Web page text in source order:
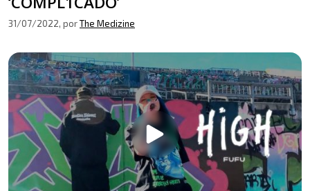
31/07/2022, porThe Medizine